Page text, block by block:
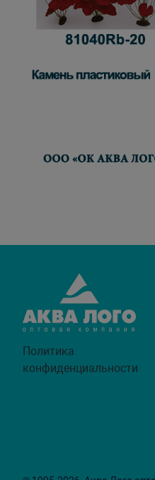
Политика
конфиденциальности